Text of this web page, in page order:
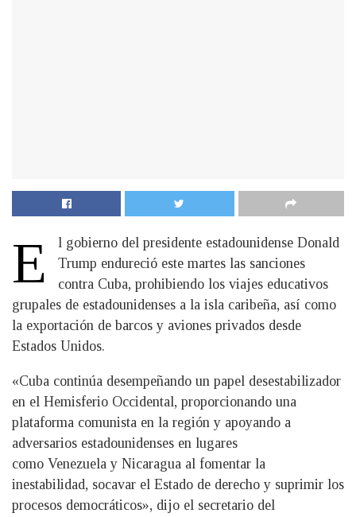
E
l gobierno del presidente estadounidense Donald
Trump endureció este martes las sanciones
contra Cuba, prohibiendo los viajes educativos
grupales de estadounidenses a la isla caribeña, así como
la exportación de barcos y aviones privados desde
Estados Unidos.
«Cuba continúa desempeñando un papel desestabilizador
en el Hemisferio Occidental, proporcionando una
plataforma comunista en la región y apoyando a
adversarios estadounidenses en lugares
como Venezuela y Nicaragua al fomentar la
inestabilidad, socavar el Estado de derecho y suprimir los
procesos democráticos», dijo el secretario del